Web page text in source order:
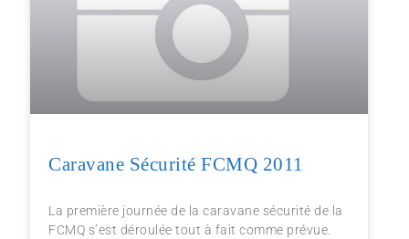
Caravane Sécurité FCMQ 2011
La première journée de la caravane sécurité de la
FCMQ s’est déroulée tout à fait comme prévue.